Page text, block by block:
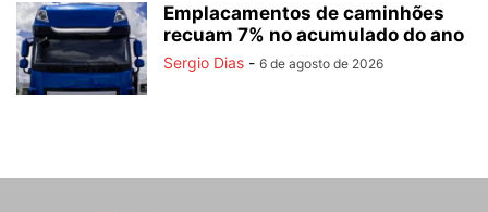
Emplacamentos de caminhões
recuam 7% no acumulado do ano
Sergio Dias - 6 de agosto de 2026